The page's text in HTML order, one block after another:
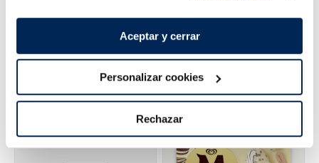
Aceptar y cerrar
Personalizar cookies
Rechazar
4,99 €
Caixa 280ml
Frac
5,49 €
Caixa 8 u 280 ml